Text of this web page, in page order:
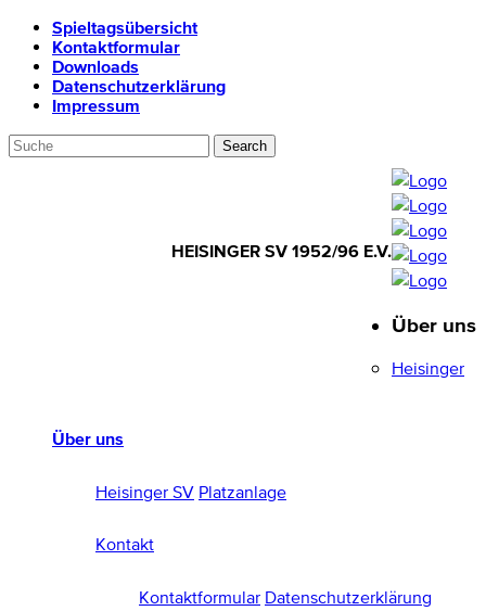
Spieltagsübersicht
Kontaktformular
Downloads
Datenschutzerklärung
Impressum
HEISINGER SV 1952/96 E.V.
1952/96 E.V.
Über uns
Heisinger SV Platzanlage
Kontakt
Kontaktformular Datenschutzerklärung
Über uns
Heisinger